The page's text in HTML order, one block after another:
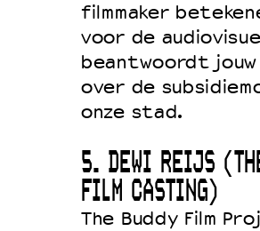
filmmaker
voor de
beantwoordt
over de
onze stad.
5. DEWI REIJS
FILM CASTING)
The Buddy Film